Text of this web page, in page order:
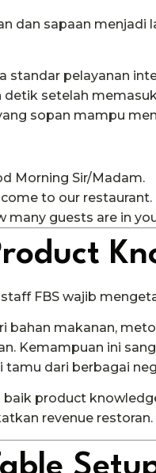
dan sapaan
standar pelayanan
detik setelah
sopan mampu
Morning Sir/Madam.
to our restaurant.
many guests are in
FBS wajib
bahan makanan,
Kemampuan ini
tamu dari berbagai
baik product
revenue restoran.